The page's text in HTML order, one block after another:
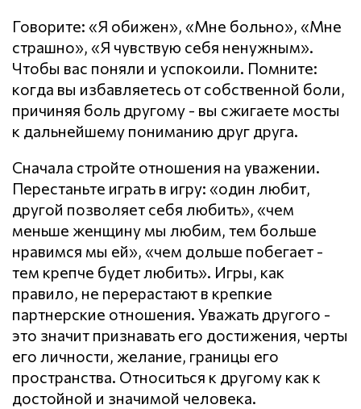
Говорите: «Я обижен», «Мне больно», «Мне
страшно», «Я чувствую себя ненужным».
Чтобы вас поняли и успокоили. Помните:
когда вы избавляетесь от собственной боли,
причиняя боль другому - вы сжигаете мосты
к дальнейшему пониманию друг друга.
Сначала стройте отношения на уважении.
Перестаньте играть в игру: «один любит,
другой позволяет себя любить», «чем
меньше женщину мы любим, тем больше
нравимся мы ей», «чем дольше побегает -
тем крепче будет любить». Игры, как
правило, не перерастают в крепкие
партнерские отношения. Уважать другого -
это значит признавать его достижения, черты
его личности, желание, границы его
пространства. Относиться к другому как к
достойной и значимой человека.